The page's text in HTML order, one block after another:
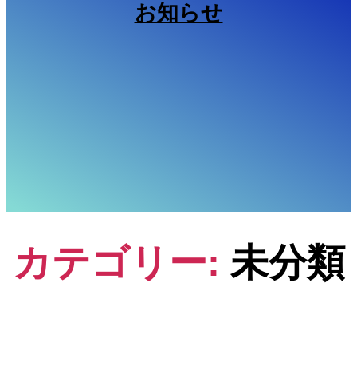
お知らせ
カテゴリー: 未分類